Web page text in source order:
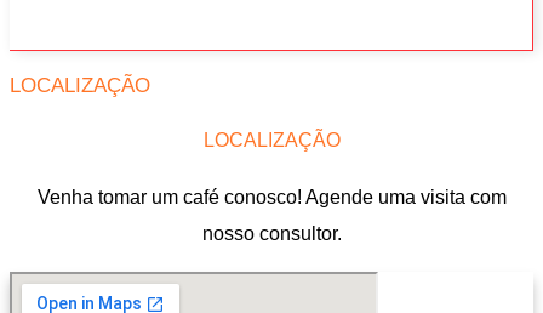
LOCALIZAÇÃO
LOCALIZAÇÃO
Venha tomar um café conosco! Agende uma visita com
nosso consultor.